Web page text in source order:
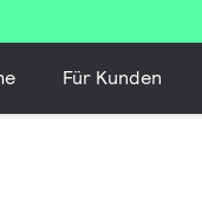
Für Kunden